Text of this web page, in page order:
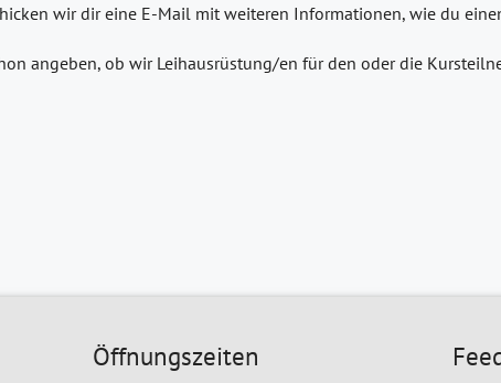
wir dir eine E-Mail mit weiteren Informationen, wie du
angeben, ob wir Leihausrüstung/en für den oder die
Öffnungszeiten